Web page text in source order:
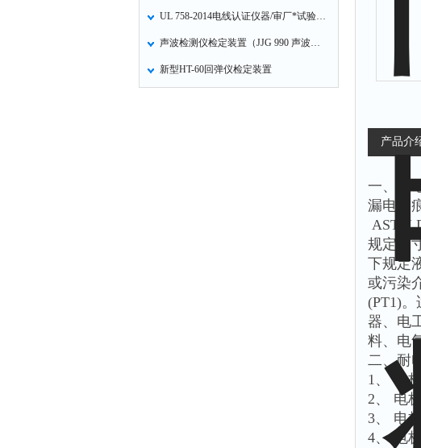
UL 758-2014电线认证仪器/审厂*试验设备清单
声波检测仪检定装置（JJG 990 声波检测仪检定规程）
新型HT-60回弹仪检定装置
产品介
一、耐
漏电起
ASTM
规定尺
下规定
或污染
(PT1)
器、电
料、电
二、耐
1、 电
2、 电
3、 电
4、 电